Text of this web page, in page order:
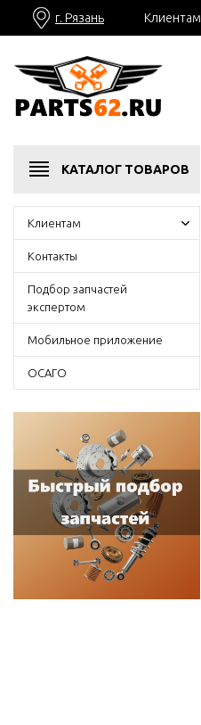
г. Рязань Клиентам
КАТАЛОГ ТОВАРОВ
Клиентам
Контакты
Подбор запчастей
экспертом
Мобильное приложение
ОСАГО